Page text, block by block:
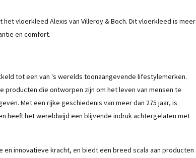
vloerkleed Alexis van Villeroy & Boch. Dit vloerkleed is meer
en comfort.
tot een van 's werelds toonaangevende lifestylemerken.
die ontworpen zijn om het leven van mensen te
Met een rijke geschiedenis van meer dan 275 jaar, is
heeft het wereldwijd een blijvende indruk achtergelaten met
innovatieve kracht, en biedt een breed scala aan producten